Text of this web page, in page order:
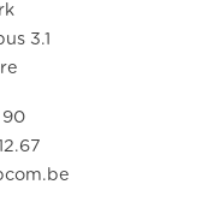
3.1
90